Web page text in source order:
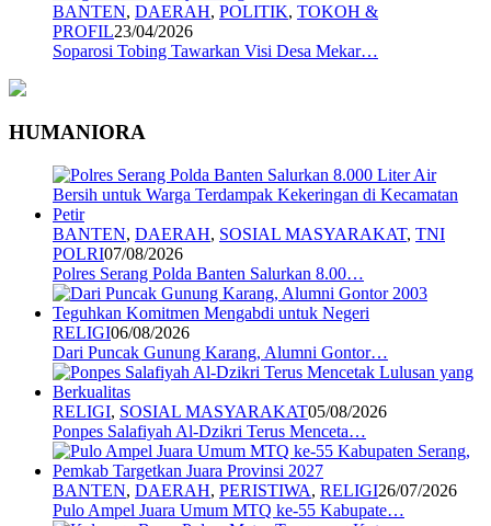
BANTEN, DAERAH, POLITIK, TOKOH &
PROFIL23/04/2026
Soparosi Tobing Tawarkan Visi Desa Mekar…
HUMANIORA
BANTEN, DAERAH, SOSIAL MASYARAKAT, TNI
POLRI07/08/2026
Polres Serang Polda Banten Salurkan 8.00…
RELIGI06/08/2026
Dari Puncak Gunung Karang, Alumni Gontor…
RELIGI, SOSIAL MASYARAKAT05/08/2026
Ponpes Salafiyah Al-Dzikri Terus Menceta…
BANTEN, DAERAH, PERISTIWA, RELIGI26/07/2026
Pulo Ampel Juara Umum MTQ ke-55 Kabupate…